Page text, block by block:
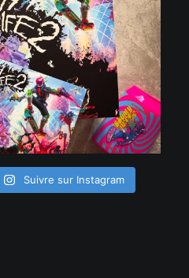
Suivre sur Instagram